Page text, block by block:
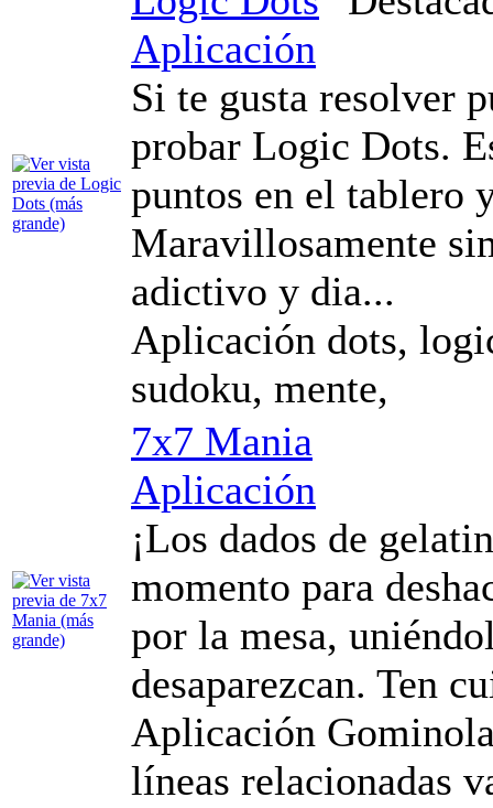
Aplicación
Si te gusta resolver
probar Logic Dots.
puntos en el tablero
Maravillosamente
adictivo y dia...
Aplicación dots,
sudoku, mente,
7x7 Mania
Aplicación
¡Los dados de
momento para
por la mesa,
desaparezcan. Ten
Aplicación
líneas relacionadas